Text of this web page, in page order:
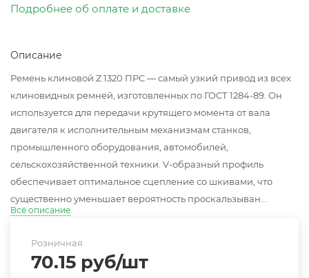
Подробнее об оплате и доставке
Описание
Ремень клиновой Z 1320 ПРС — самый узкий привод из всех
клиновидных ремней, изготовленных по ГОСТ 1284-89. Он
используется для передачи крутящего момента от вала
двигателя к исполнительным механизмам станков,
промышленного оборудования, автомобилей,
сельскохозяйственной техники. V-образный профиль
обеспечивает оптимальное сцепление со шкивами, что
существенно уменьшает вероятность проскальзыван...
Всё описание
Розничная
70.15 руб/шт